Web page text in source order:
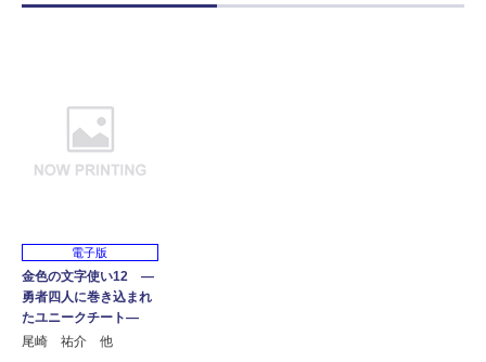
電子版
金色の文字使い12 ―
勇者四人に巻き込まれ
たユニークチート―
尾崎 祐介 他